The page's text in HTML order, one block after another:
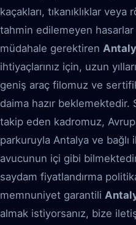
kaçakları, tıkanıklıklar
tahmin edilemeyen hasarlar
müdahale gerektiren
ihtiyaçlarınız için, uzun
geniş araç filomuz ve
daima hazır
takip eden kadromuz,
parkuruyla Antalya ve bağlı
avucunun içi gibi
saydam fiyatlandırma
memnuniyet garantili
almak istiyorsanız, bize